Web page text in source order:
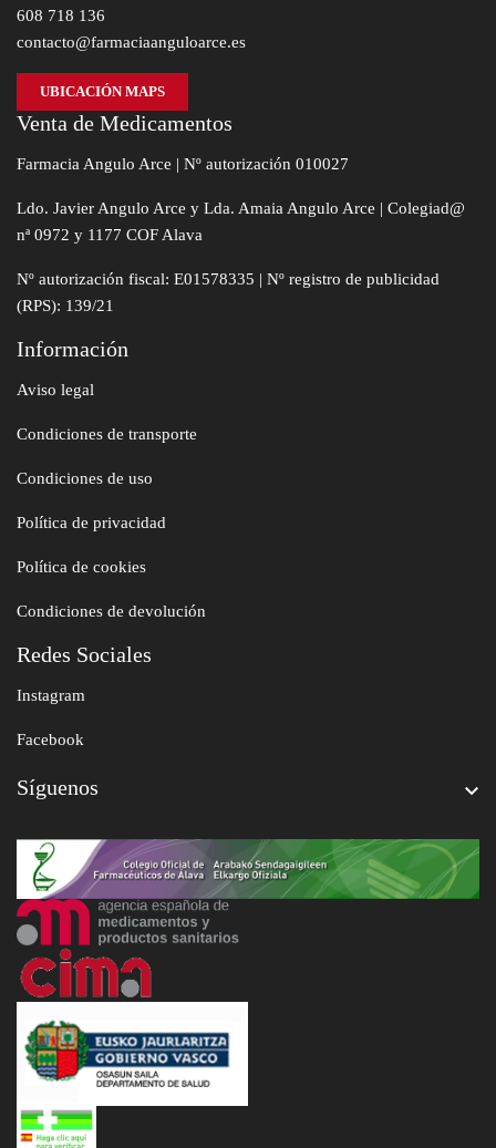
608 718 136
contacto@farmaciaanguloarce.es
UBICACIÓN MAPS
Venta de Medicamentos
Farmacia Angulo Arce | Nº autorización 010027
Ldo. Javier Angulo Arce y Lda. Amaia Angulo Arce | Colegiad@
nª 0972 y 1177 COF Alava
Nº autorización fiscal: E01578335 | Nº registro de publicidad
(RPS): 139/21
Información
Aviso legal
Condiciones de transporte
Condiciones de uso
Política de privacidad
Política de cookies
Condiciones de devolución
Redes Sociales
Instagram
Facebook
Síguenos 